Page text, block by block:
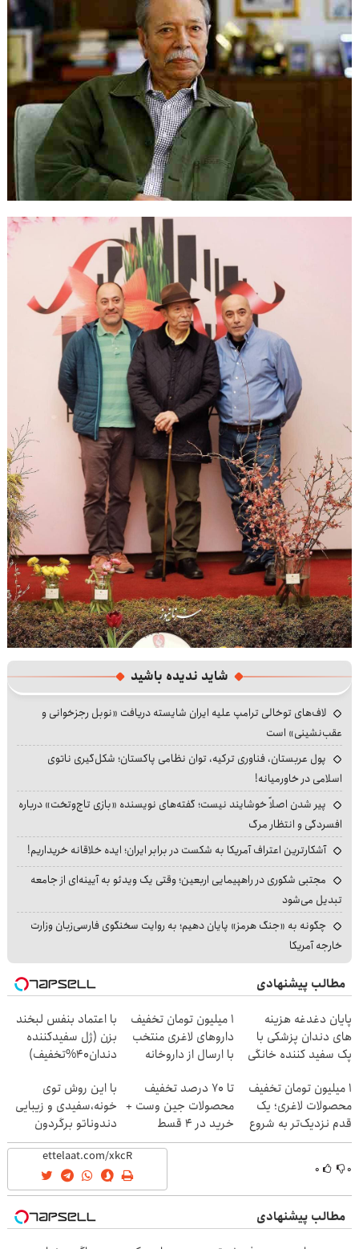
شاید ندیده باشید
لاف‌های توخالی ترامپ علیه ایران شایسته دریافت «نوبل رجزخوانی و
عقب‌نشینی» است
پول عربستان، فناوری ترکیه، توان نظامی پاکستان؛ شکل‌گیری ناتوی
اسلامی در خاورمیانه!
پیر شدن اصلاً خوشایند نیست؛ گفته‌های نویسنده «بازی تاج‌وتخت» درباره
افسردگی و انتظار مرگ
آشکارترین اعتراف آمریکا به شکست در برابر ایران؛ ایده خلاقانه خریداریم!
مجتبی شکوری در راهپیمایی اربعین؛ وقتی یک ویدئو به آیینه‌ای از جامعه
تبدیل می‌شود
چگونه به «جنگ هرمز» پایان دهیم؛ به روایت سخنگوی فارسی‌زبان وزارت
خارجه آمریکا
مطالب پیشنهادی
پایان دغدغه هزینه
های دندان پزشکی با
پک سفید کننده خانگی
۱ میلیون تومان تخفیف
داروهای لاغری منتخب
با ارسال از داروخانه
با اعتماد بنفس لبخند
بزن (ژل سفیدکننده
دندان40%تخفیف)
۱ میلیون تومان تخفیف
محصولات لاغری؛ یک
قدم نزدیک‌تر به شروع
کاهش وزن
تا 70 درصد تخفیف
محصولات جین وست +
خرید در 4 قسط
با این روش توی
خونه،سفیدی و زیبایی
دندوناتو برگردون
(40%off)
۰ ۰
مطالب پیشنهادی